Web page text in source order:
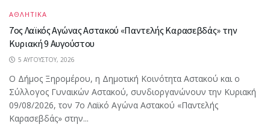
ΑΘΛΗΤΙΚΑ
7ος Λαϊκός Αγώνας Αστακού «Παντελής Καρασεβδάς» την
Κυριακή 9 Αυγούστου
5 ΑΥΓΟΎΣΤΟΥ, 2026
Ο Δήμος Ξηρομέρου, η Δημοτική Κοινότητα Αστακού και ο
Σύλλογος Γυναικών Αστακού, συνδιοργανώνουν την Κυριακή
09/08/2026, τον 7ο Λαϊκό Αγώνα Αστακού «Παντελής
Καρασεβδάς» στην...